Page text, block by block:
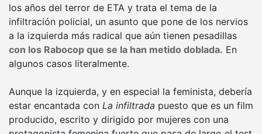
los años del terror de ETA y trata el tema de la
infiltración policial, un asunto que pone de los nervios
a la izquierda más radical que aún tienen pesadillas
con los Rabocop que se la han metido doblada. En
algunos casos literalmente.
Aunque la izquierda, y en especial la feminista, debería
estar encantada con La infiltrada puesto que es un film
producido, escrito y dirigido por mujeres con una